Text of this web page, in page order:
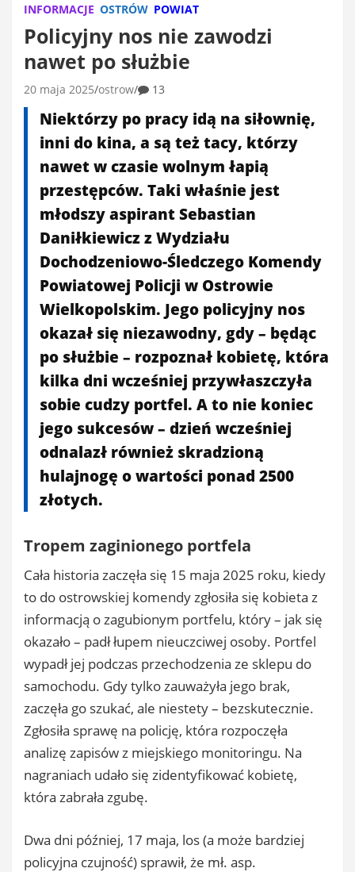
INFORMACJE OSTRÓW POWIAT
Policyjny nos nie zawodzi
nawet po służbie
20 maja 2025 ostrow 13
Niektórzy po pracy idą na siłownię,
inni do kina, a są teżtacy, którzy
nawetwczasie wolnym łapią
przestępców. Taki właśnie jest
młodszyaspirantSebastian
DaniłkiewiczzWydziału
Dochodzeniowo-Śledczego Komendy
Powiatowej Policji w Ostrowie
Wielkopolskim. Jego policyjny nos
okazał się niezawodny, gdy – będąc
po służbie – rozpoznał kobietę, która
kilka dni wcześniej przywłaszczyła
sobie cudzy portfel. Ato nie koniec
jego sukcesów – dzień wcześniej
odnalazł również skradzioną
hulajnogę owartości ponad 2500
złotych.
Tropem zaginionego portfela
Cała historia zaczęła się 15 maja 2025 roku, kiedy
to do ostrowskiej komendyzgłosiła się kobieta z
informacją ozagubionym portfelu, który – jak się
okazało – padłłupem nieuczciwej osoby. Portfel
wypadłjej podczas przechodzenia ze sklepu do
samochodu. Gdytylkozauważyła jego brak,
zaczęła go szukać, ale niestety – bezskutecznie.
Zgłosiła sprawę na policję, która rozpoczęła
analizę zapisówz miejskiego monitoringu. Na
nagraniach udało się zidentyfikować kobietę,
która zabrała zgubę.
Dwa dni później, 17 maja, los (a może bardziej
policyjna czujność) sprawił, że mł. asp.